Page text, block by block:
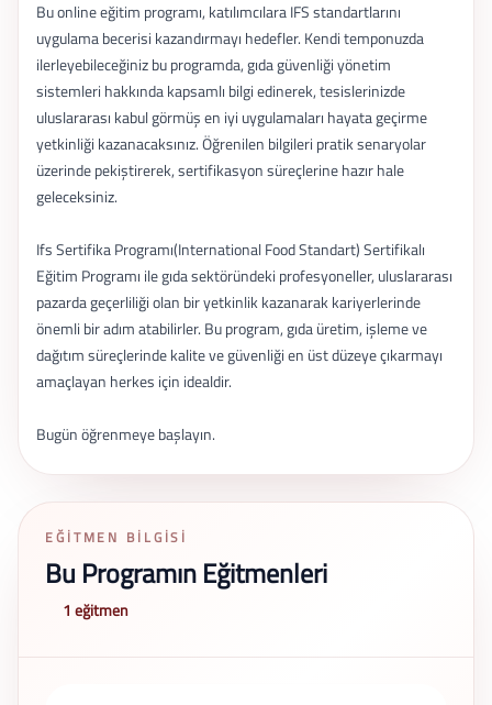
Bu online eğitim programı, katılımcılara IFS standartlarını
uygulama becerisi kazandırmayı hedefler. Kendi temponuzda
ilerleyebileceğiniz bu programda, gıda güvenliği yönetim
sistemleri hakkında kapsamlı bilgi edinerek, tesislerinizde
uluslararası kabul görmüş en iyi uygulamaları hayata geçirme
yetkinliği kazanacaksınız. Öğrenilen bilgileri pratik senaryolar
üzerinde pekiştirerek, sertifikasyon süreçlerine hazır hale
geleceksiniz.
Ifs Sertifika Programı(International Food Standart) Sertifikalı
Eğitim Programı ile gıda sektöründeki profesyoneller, uluslararası
pazarda geçerliliği olan bir yetkinlik kazanarak kariyerlerinde
önemli bir adım atabilirler. Bu program, gıda üretim, işleme ve
dağıtım süreçlerinde kalite ve güvenliği en üst düzeye çıkarmayı
amaçlayan herkes için idealdir.
Bugün öğrenmeye başlayın.
EĞITMEN BILGISI
Bu Programın Eğitmenleri
1 eğitmen